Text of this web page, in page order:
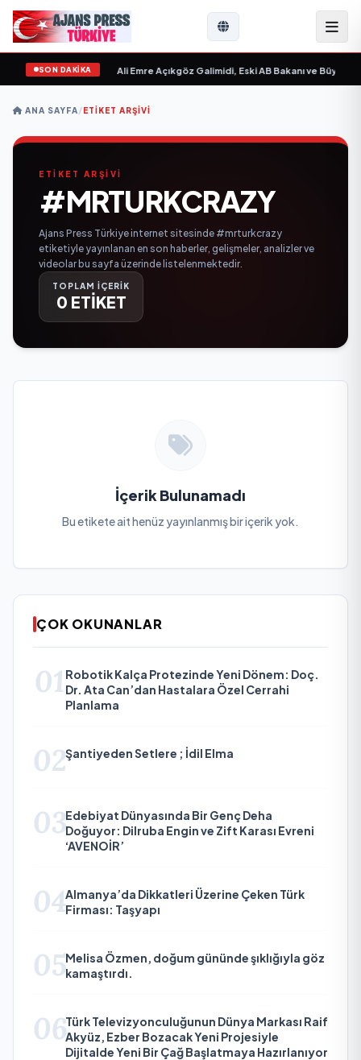
SON DAKİKA
“ yayımlandı Ali Emre Açıkgöz Galimidi, Eski AB Bakanı ve
ANA SAYFA/ETIKET ARŞIVI
ETİKET ARŞİVİ
#MRTURKCRAZY
Ajans Press Türkiye internet sitesinde #mrturkcrazy
etiketiyle yayınlanan en son haberler, gelişmeler, analizler ve
videolar bu sayfa üzerinde listelenmektedir.
TOPLAM İÇERİK
0 ETİKET
İçerik Bulunamadı
Bu etikete ait henüz yayınlanmış bir içerik yok.
ÇOK OKUNANLAR
01 Robotik Kalça Protezinde Yeni Dönem: Doç.
Dr. Ata Can’dan Hastalara Özel Cerrahi
Planlama
02Şantiyeden Setlere ; İdil Elma
03Edebiyat Dünyasında Bir Genç Deha
Doğuyor: Dilruba Engin ve Zift Karası Evreni
‘AVENOİR’
04Almanya’da Dikkatleri Üzerine Çeken Türk
Firması: Taşyapı
05Melisa Özmen, doğum gününde şıklığıyla göz
kamaştırdı.
06Türk Televizyonculuğunun Dünya Markası Raif
Akyüz, Ezber Bozacak Yeni Projesiyle
Dijitalde Yeni Bir Çağ Başlatmaya Hazırlanıyor